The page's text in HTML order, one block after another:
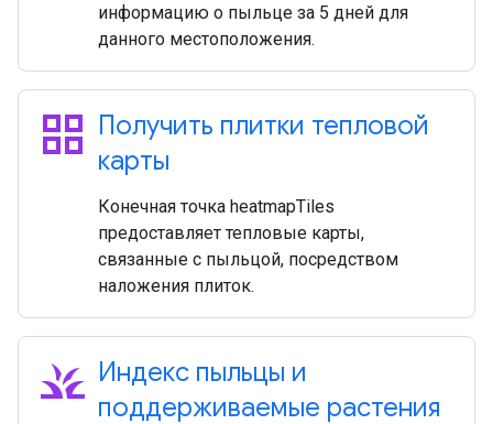
информацию о пыльце за 5 дней для
данного местоположения.
grid_view Получить плитки тепловой
карты
Конечная точка heatmapTiles
предоставляет тепловые карты,
связанные с пыльцой, посредством
наложения плиток.
grass Индекс пыльцы и
поддерживаемые растения